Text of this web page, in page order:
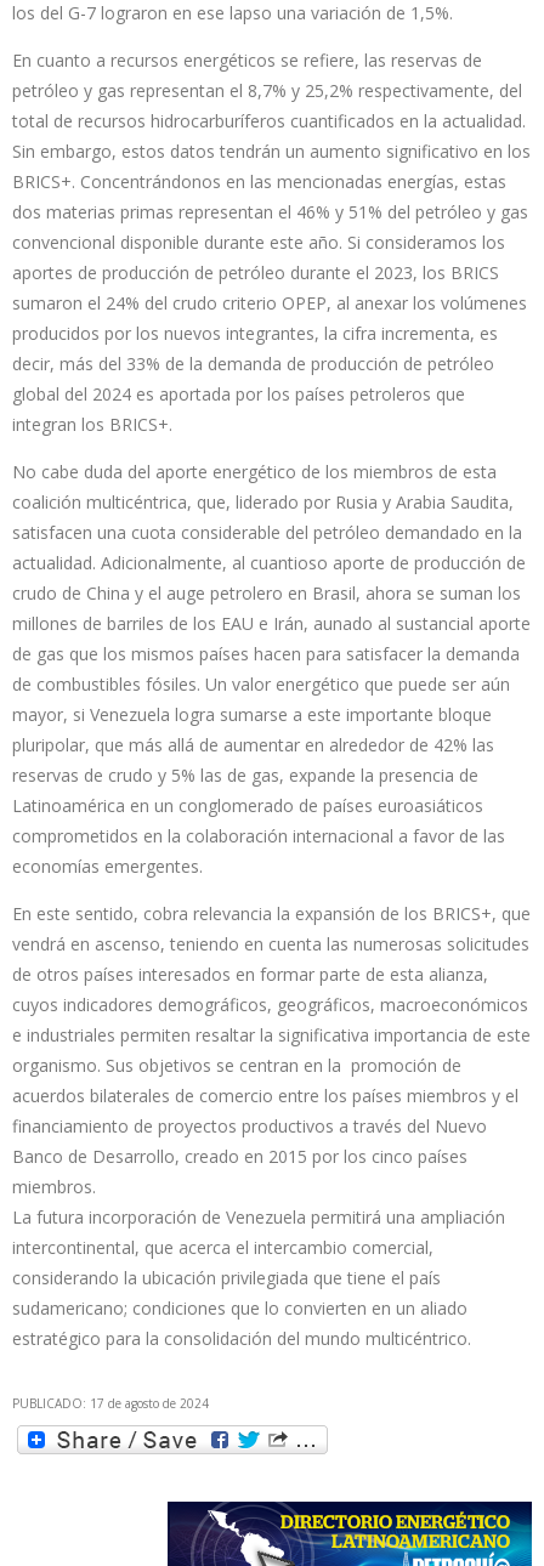
los del G-7 lograron en ese lapso una variación de 1,5%.
En cuanto a recursos energéticos se refiere, las reservas de
petróleo y gas representan el 8,7% y 25,2% respectivamente, del
total de recursos hidrocarburíferos cuantificados en la actualidad.
Sin embargo, estos datos tendrán un aumento significativo en los
BRICS+. Concentrándonos en las mencionadas energías, estas
dos materias primas representan el 46% y 51% del petróleo y gas
convencional disponible durante este año. Si consideramos los
aportes de producción de petróleo durante el 2023, los BRICS
sumaron el 24% del crudo criterio OPEP, al anexar los volúmenes
producidos por los nuevos integrantes, la cifra incrementa, es
decir, más del 33% de la demanda de producción de petróleo
global del 2024 es aportada por los países petroleros que
integran los BRICS+.
No cabe duda del aporte energético de los miembros de esta
coalición multicéntrica, que, liderado por Rusia y Arabia Saudita,
satisfacen una cuota considerable del petróleo demandado en la
actualidad. Adicionalmente, al cuantioso aporte de producción de
crudo de China y el auge petrolero en Brasil, ahora se suman los
millones de barriles de los EAU e Irán, aunado al sustancial aporte
de gas que los mismos países hacen para satisfacer la demanda
de combustibles fósiles. Un valor energético que puede ser aún
mayor, si Venezuela logra sumarse a este importante bloque
pluripolar, que más allá de aumentar en alrededor de 42% las
reservas de crudo y 5% las de gas, expande la presencia de
Latinoamérica en un conglomerado de países euroasiáticos
comprometidos en la colaboración internacional a favor de las
economías emergentes.
En este sentido, cobra relevancia la expansión de los BRICS+, que
vendrá en ascenso, teniendo en cuenta las numerosas solicitudes
de otros países interesados en formar parte de esta alianza,
cuyos indicadores demográficos, geográficos, macroeconómicos
e industriales permiten resaltar la significativa importancia de este
organismo. Sus objetivos se centran en la promoción de
acuerdos bilaterales de comercio entre los países miembros y el
financiamiento de proyectos productivos a través del Nuevo
Banco de Desarrollo, creado en 2015 por los cinco países
miembros.
La futura incorporación de Venezuela permitirá una ampliación
intercontinental, que acerca el intercambio comercial,
considerando la ubicación privilegiada que tiene el país
sudamericano; condiciones que lo convierten en un aliado
estratégico para la consolidación del mundo multicéntrico.
PUBLICADO: 17 de agosto de 2024